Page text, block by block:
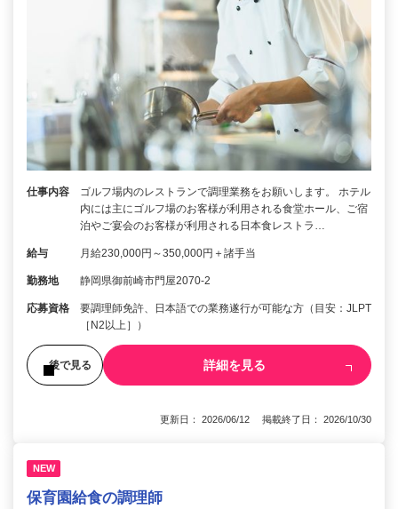
仕事内容
ゴルフ場内のレストランで調理業務をお願いします。 ホテル
内には主にゴルフ場のお客様が利用される食堂ホール、ご宿
泊やご宴会のお客様が利用される日本食レストラ…
給与 月給230,000円～350,000円＋諸手当
勤務地 静岡県御前崎市門屋2070-2
応募資格
要調理師免許、日本語での業務遂行が可能な方（目安：JLPT
［N2以上］）
後で見る 詳細を見る
更新日： 2026/06/12 掲載終了日： 2026/10/30
NEW
保育園給食の調理師